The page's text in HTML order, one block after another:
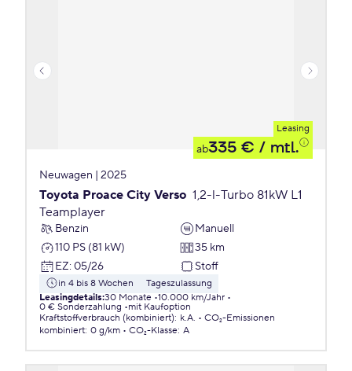
Leasing
ab335 € / mtl.
Neuwagen | 2025
Toyota Proace City Verso 1,2-l-Turbo 81kW L1
Teamplayer
Benzin
Manuell
110 PS (81 kW)
35 km
EZ: 05/26 Stoff
in 4 bis 8 Wochen
Tageszulassung
Leasingdetails:30 Monate 10.000 km/Jahr
0 € Sonderzahlung
mit Kaufoption
Kraftstoffverbrauch (kombiniert): k.A.
CO₂-Emissionen
kombiniert: 0 g/km CO₂-Klasse: A